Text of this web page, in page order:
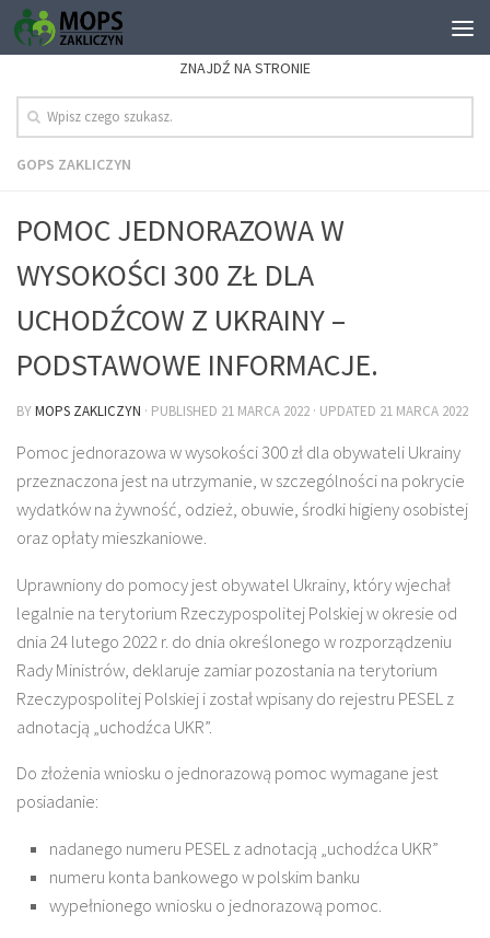
ZNAJDŹ NA STRONIE
GOPS ZAKLICZYN
POMOC JEDNORAZOWA W
WYSOKOŚCI 300 ZŁ DLA
UCHODŹCOW Z UKRAINY –
PODSTAWOWE INFORMACJE.
BYMOPS ZAKLICZYN · PUBLISHED 21 MARCA 2022 · UPDATED 21 MARCA 2022
Pomoc jednorazowa w wysokości 300 zł dla obywateli Ukrainy
przeznaczona jest na utrzymanie, w szczególności na pokrycie
wydatków na żywność, odzież, obuwie, środki higieny osobistej
oraz opłaty mieszkaniowe.
Uprawniony do pomocy jest obywatel Ukrainy, który wjechał
legalnie na terytorium Rzeczypospolitej Polskiej w okresie od
dnia 24 lutego 2022 r. do dnia określonego w rozporządzeniu
Rady Ministrów, deklaruje zamiar pozostania na terytorium
Rzeczypospolitej Polskiej i został wpisany do rejestru PESEL z
adnotacją „uchodźca UKR”.
Do złożenia wniosku o jednorazową pomoc wymagane jest
posiadanie:
nadanego numeru PESEL z adnotacją „uchodźca UKR”
numeru konta bankowego w polskim banku
wypełnionego wniosku o jednorazową pomoc.